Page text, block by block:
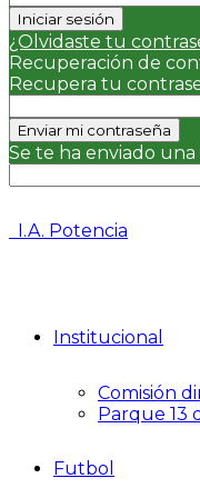
¿Olvidaste tu
Recuperación de
Recupera tu
Se te ha enviado
I.A. Potencia
Institucional
Comisión
Parque 13
Futbol